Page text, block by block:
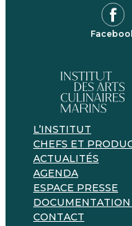
L’INSTITUT
CHEFS ET
ACTUALITÉS
AGENDA
ESPACE PRESSE
DOCUMENTATION
CONTACT